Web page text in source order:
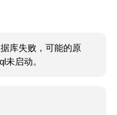
库失败，可能的原
未启动。